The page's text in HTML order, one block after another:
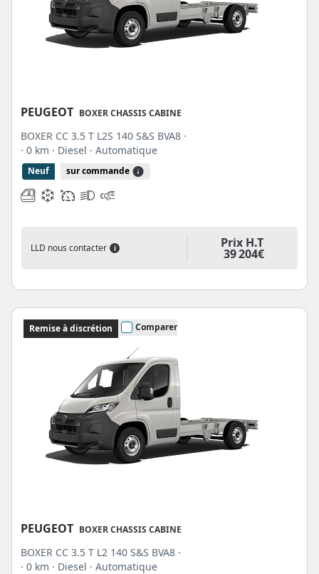
PEUGEOT BOXER CHASSIS CABINE
BOXER CC 3.5 T L2S 140 S&S BVA8 ·
· 0 km · Diesel · Automatique
Neuf sur commande
LLD nous contacter i Prix H.T
39 204€
Remise à discrétion Comparer
PEUGEOT BOXER CHASSIS CABINE
BOXER CC 3.5 T L2 140 S&S BVA8 ·
· 0 km · Diesel · Automatique